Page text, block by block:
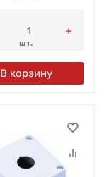
шт.
В корзину